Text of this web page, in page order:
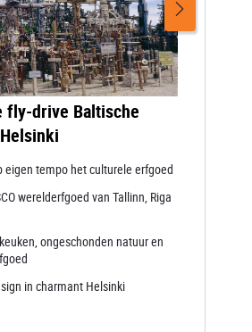
fly-drive Baltische
eigen tempo het culturele erfgoed
werelderfgoed van Tallinn, Riga
ongeschonden natuur en
in charmant Helsinki